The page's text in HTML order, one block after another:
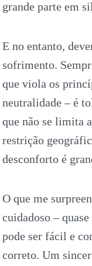
grande parte em
E no entanto,
sofrimento.
que viola os
neutralidade – é
que não se limita
restrição
desconforto é
O que me
cuidadoso –
pode ser fácil e
correto. Um